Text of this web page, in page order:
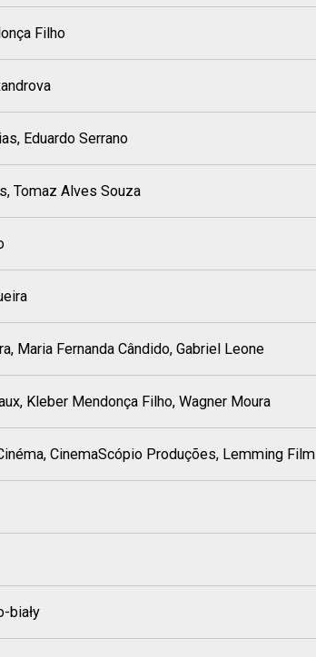
Filho
Eduardo Serrano
Tomaz Alves Souza
Maria Fernanda Cândido, Gabriel Leone
Kleber Mendonça Filho, Wagner Moura
CinemaScópio Produções, Lemming Film
biały